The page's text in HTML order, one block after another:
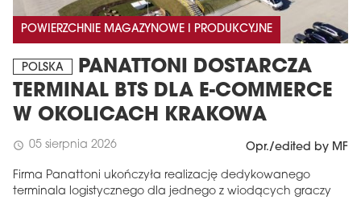
POWIERZCHNIE MAGAZYNOWE I PRODUKCYJNE
POLSKA
PANATTONI DOSTARCZA
TERMINAL BTS DLA E-COMMERCE
W OKOLICACH KRAKOWA
schedule 05 sierpnia 2026 Opr./edited by MF
Firma Panattoni ukończyła realizację dedykowanego
terminala logistycznego dla jednego z wiodących graczy